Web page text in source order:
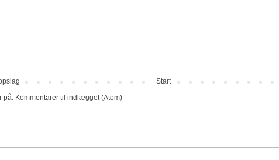
Start
på: Kommentarer til indlægget (Atom)